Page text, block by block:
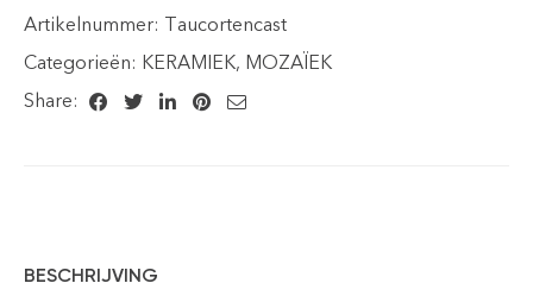
Artikelnummer: Taucortencast
Categorieën: KERAMIEK, MOZAÏEK
Share:
BESCHRIJVING